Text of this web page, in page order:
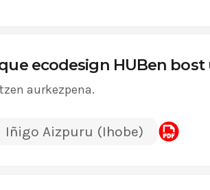
ecodesign HUBen bost
aurkezpena.
Iñigo Aizpuru (Ihobe)